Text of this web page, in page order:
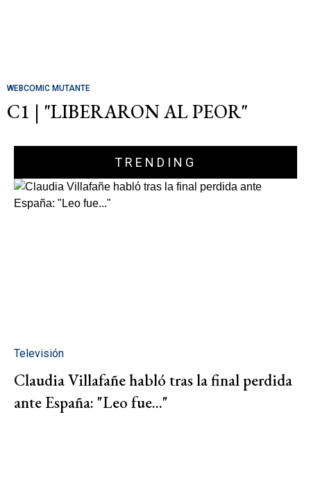
WEBCOMIC MUTANTE
C1 | "LIBERARON AL PEOR"
TRENDING
Televisión
Claudia Villafañe habló tras la final perdida
ante España: "Leo fue..."